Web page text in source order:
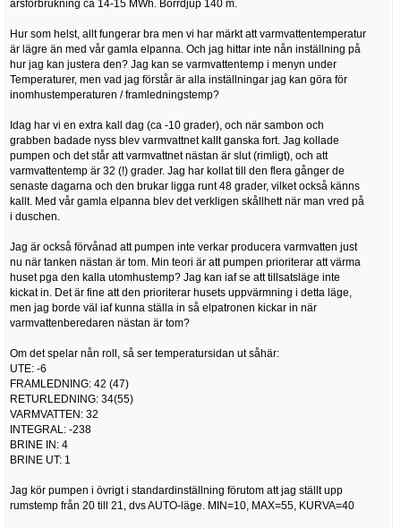
årsförbrukning ca 14-15 MWh. Borrdjup 140 m.
Hur som helst, allt fungerar bra men vi har märkt att varmvattentemperatur
är lägre än med vår gamla elpanna. Och jag hittar inte nån inställning på
hur jag kan justera den? Jag kan se varmvattentemp i menyn under
Temperaturer, men vad jag förstår är alla inställningar jag kan göra för
inomhustemperaturen / framledningstemp?
Idag har vi en extra kall dag (ca -10 grader), och när sambon och
grabben badade nyss blev varmvattnet kallt ganska fort. Jag kollade
pumpen och det står att varmvattnet nästan är slut (rimligt), och att
varmvattentemp är 32 (!) grader. Jag har kollat till den flera gånger de
senaste dagarna och den brukar ligga runt 48 grader, vilket också känns
kallt. Med vår gamla elpanna blev det verkligen skållhett när man vred på
i duschen.
Jag är också förvånad att pumpen inte verkar producera varmvatten just
nu när tanken nästan är tom. Min teori är att pumpen prioriterar att värma
huset pga den kalla utomhustemp? Jag kan iaf se att tillsatsläge inte
kickat in. Det är fine att den prioriterar husets uppvärmning i detta läge,
men jag borde väl iaf kunna ställa in så elpatronen kickar in när
varmvattenberedaren nästan är tom?
Om det spelar nån roll, så ser temperatursidan ut såhär:
UTE: -6
FRAMLEDNING: 42 (47)
RETURLEDNING: 34(55)
VARMVATTEN: 32
INTEGRAL: -238
BRINE IN: 4
BRINE UT: 1
Jag kör pumpen i övrigt i standardinställning förutom att jag ställt upp
rumstemp från 20 till 21, dvs AUTO-läge. MIN=10, MAX=55, KURVA=40